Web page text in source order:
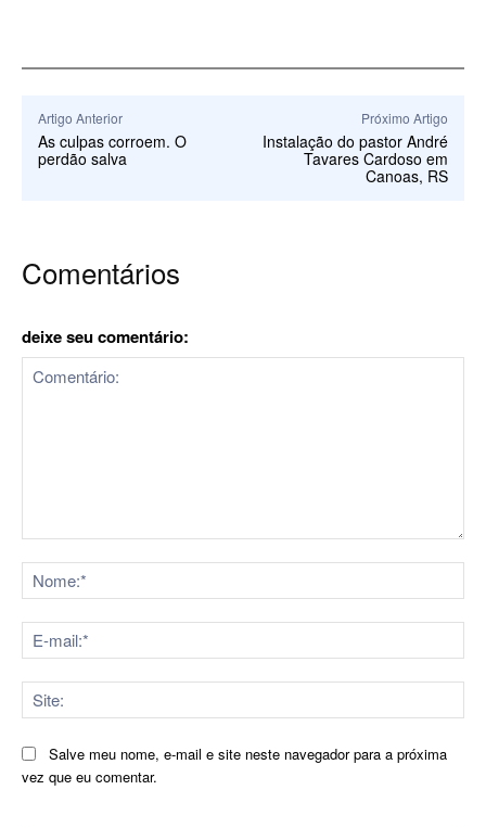
Artigo Anterior
As culpas corroem. O
perdão salva
Próximo Artigo
Instalação do pastor André
Tavares Cardoso em
Canoas, RS
Comentários
deixe seu comentário:
Salve meu nome, e-mail e site neste navegador para a próxima
vez que eu comentar.